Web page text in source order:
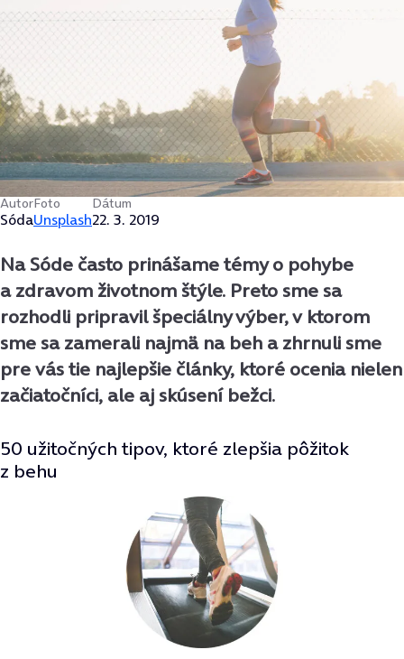
Autor
Sóda
Foto
Unsplash
Dátum
22. 3. 2019
Na Sóde často prinášame témy o pohybe
a zdravom životnom štýle. Preto sme sa
rozhodli pripravil špeciálny výber, v ktorom
sme sa zamerali najmä na beh a zhrnuli sme
pre vás tie najlepšie články, ktoré ocenia nielen
začiatočníci, ale aj skúsení bežci.
50 užitočných tipov, ktoré zlepšia pôžitok
z behu